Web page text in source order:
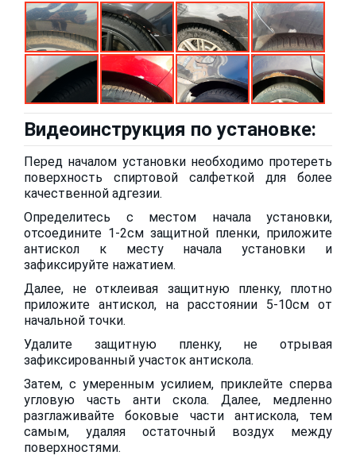
Видеоинструкция по установке:
Перед началом установки необходимо протереть
поверхность спиртовой салфеткой для более
качественной адгезии.
Определитесь с местом начала установки,
отсоедините 1-2см защитной пленки, приложите
антискол к месту начала установки и
зафиксируйте нажатием.
Далее, не отклеивая защитную пленку, плотно
приложите антискол, на расстоянии 5-10см от
начальной точки.
Удалите защитную пленку, не отрывая
зафиксированный участок антискола.
Затем, с умеренным усилием, приклейте сперва
угловую часть анти скола. Далее, медленно
разглаживайте боковые части антискола, тем
самым, удаляя остаточный воздух между
поверхностями.